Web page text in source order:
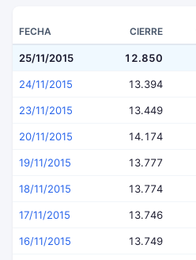
FECHA CIERRE
25/11/2015 12.850
24/11/2015 13.394
23/11/2015 13.449
20/11/2015 14.174
19/11/2015 13.777
18/11/2015 13.774
17/11/2015 13.746
16/11/2015 13.749